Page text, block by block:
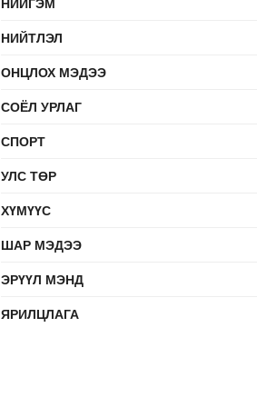
НИЙТЛЭЛ
ОНЦЛОХ МЭДЭЭ
СОЁЛ УРЛАГ
СПОРТ
УЛС ТӨР
ХҮМҮҮС
ШАР МЭДЭЭ
ЭРҮҮЛ МЭНД
ЯРИЛЦЛАГА